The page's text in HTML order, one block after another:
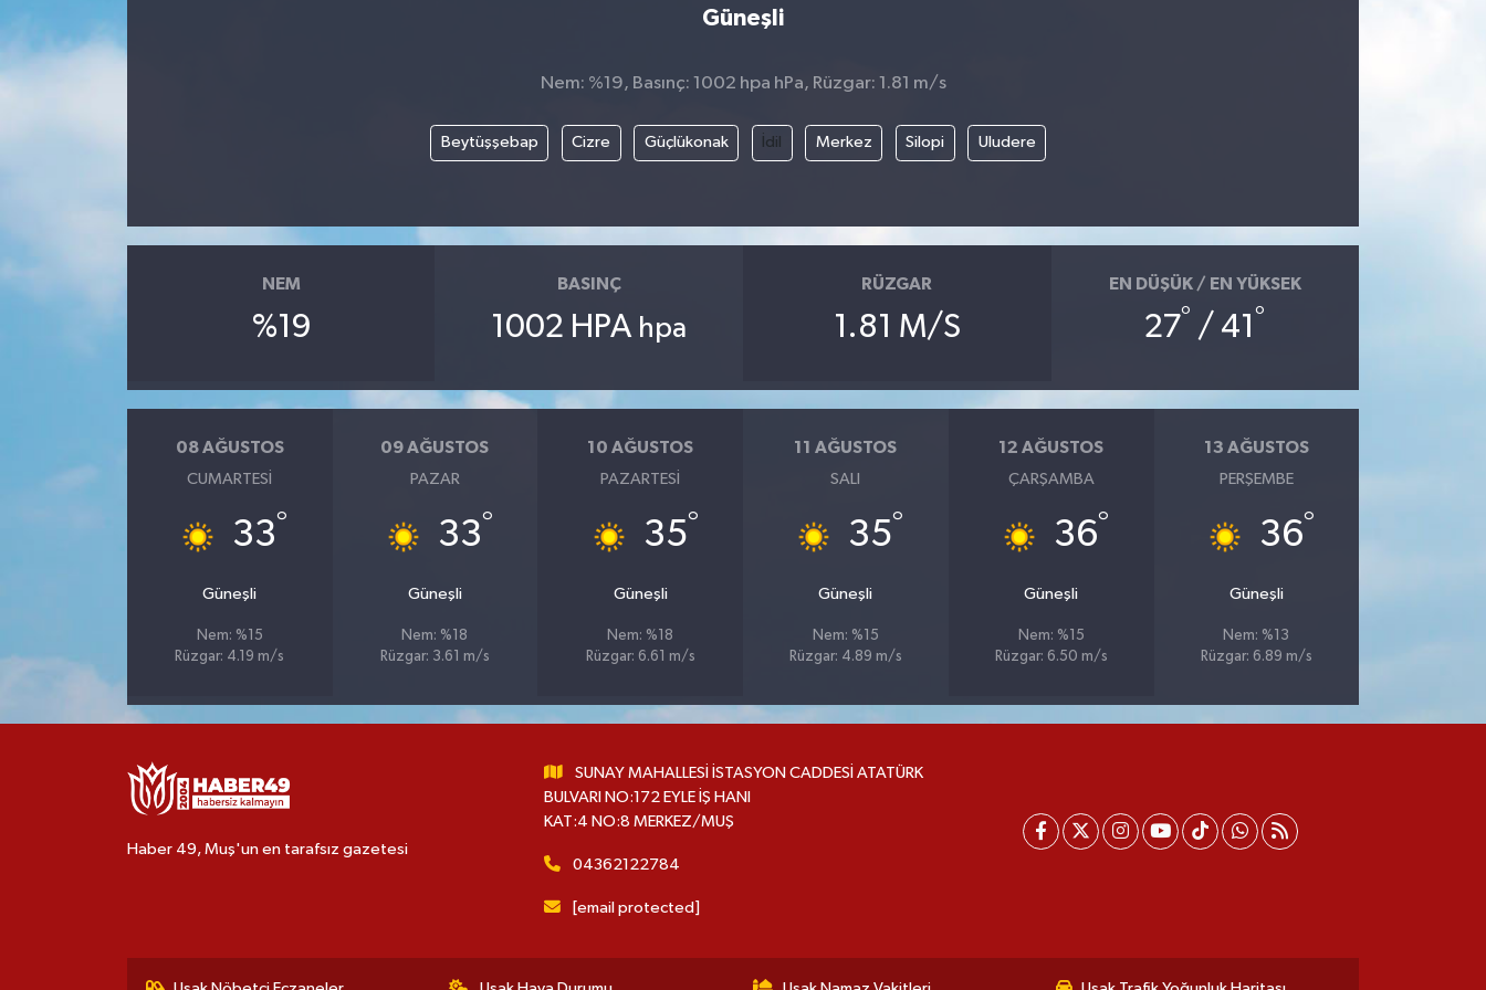
Güneşli
Nem: %19, Basınç: 1002 hpa hPa, Rüzgar: 1.81 m/s
Beytüşşebap Cizre Güçlükonak İdil Merkez Silopi Uludere
NEM
%19
BASINÇ
1002 HPA hpa
RÜZGAR
1.81 M/S
EN DÜŞÜK / EN YÜKSEK
27° / 41 °
08 AĞUSTOS
CUMARTESI
33°
Güneşli
Nem: %15
Rüzgar: 4.19 m/s
09 AĞUSTOS
PAZAR
33°
Güneşli
Nem: %18
Rüzgar: 3.61 m/s
10 AĞUSTOS
PAZARTESI
35°
Güneşli
Nem: %18
Rüzgar: 6.61 m/s
11 AĞUSTOS
SALI
35°
Güneşli
Nem: %15
Rüzgar: 4.89 m/s
12 AĞUSTOS
ÇARŞAMBA
36°
Güneşli
Nem: %15
Rüzgar: 6.50 m/s
13 AĞUSTOS
PERŞEMBE
36°
Güneşli
Nem: %13
Rüzgar: 6.89 m/s
Haber 49, Muş'un en tarafsız gazetesi
SUNAY MAHALLESİ İSTASYON CADDESİ ATATÜRK
BULVARI NO:172 EYLE İŞ HANI
KAT:4 NO:8 MERKEZ/MUŞ
04362122784
[email protected]
Siyaset